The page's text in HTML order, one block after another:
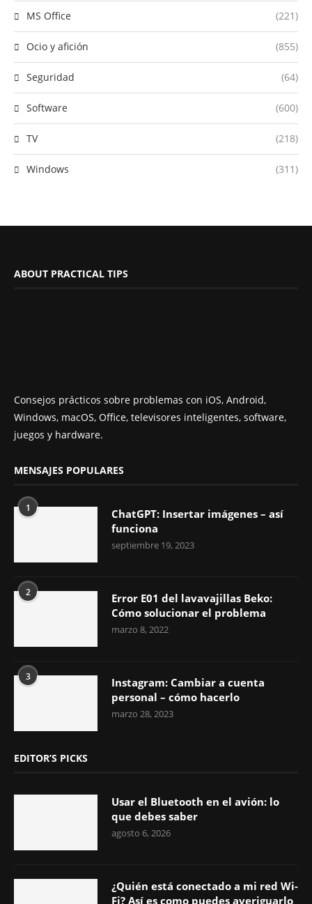
MS Office (221)
Ocio y afición (855)
Seguridad (64)
Software (600)
TV (218)
Windows (311)
ABOUT PRACTICAL TIPS
Consejos prácticos sobre problemas con iOS, Android,
Windows, macOS, Office, televisores inteligentes, software,
juegos y hardware.
MENSAJES POPULARES
1
ChatGPT: Insertar imágenes – así
funciona
septiembre 19, 2023
2
Error E01 del lavavajillas Beko:
Cómo solucionar el problema
marzo 8, 2022
3
Instagram: Cambiar a cuenta
personal – cómo hacerlo
marzo 28, 2023
EDITOR’S PICKS
Usar el Bluetooth en el avión: lo
que debes saber
agosto 6, 2026
¿Quién está conectado a mi red Wi-
Fi? Así es como puedes averiguarlo